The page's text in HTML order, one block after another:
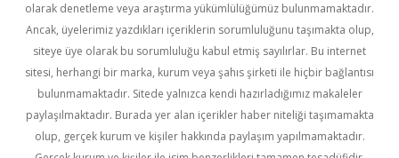
olarak denetleme veya araştırma yükümlülüğümüz bulunmamaktadır.
Ancak, üyelerimiz yazdıkları içeriklerin sorumluluğunu taşımakta olup,
siteye üye olarak bu sorumluluğu kabul etmiş sayılırlar. Bu internet
sitesi, herhangi bir marka, kurum veya şahıs şirketi ile hiçbir bağlantısı
bulunmamaktadır. Sitede yalnızca kendi hazırladığımız makaleler
paylaşılmaktadır. Burada yer alan içerikler haber niteliği taşımamakta
olup, gerçek kurum ve kişiler hakkında paylaşım yapılmamaktadır.